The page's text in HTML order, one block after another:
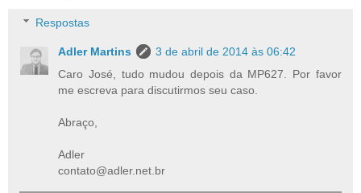
Respostas
Adler Martins
3 de abril de 2014 às 06:42
Caro José, tudo mudou depois da MP627. Por favor
me escreva para discutirmos seu caso.
Abraço,
Adler
contato@adler.net.br